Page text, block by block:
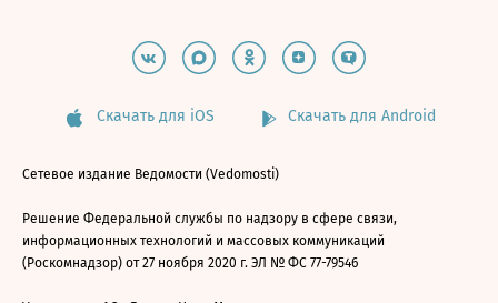
Скачать для iOS Скачать для Android
Сетевое издание Ведомости (Vedomosti)
Решение Федеральной службы по надзору в сфере связи,
информационных технологий и массовых коммуникаций
(Роскомнадзор) от 27 ноября 2020 г. ЭЛ № ФС 77-79546